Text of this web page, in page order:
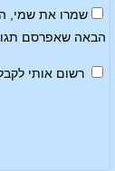
שמרו את שמי,
הבאה שאפרסם
רשום אותי